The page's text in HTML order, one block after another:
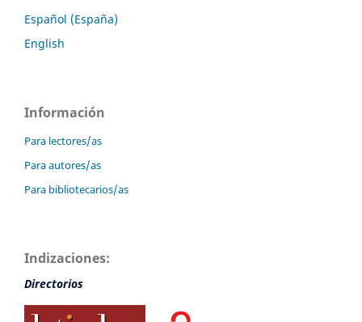
Español (España)
English
Información
Para lectores/as
Para autores/as
Para bibliotecarios/as
Indizaciones:
Directorios